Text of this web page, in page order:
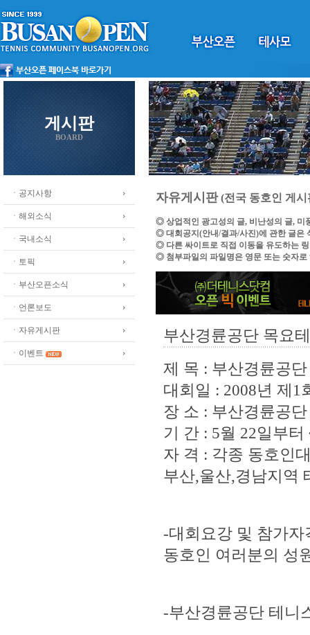
게시판
BOARD
ㆍ공지사항
ㆍ해외소식
ㆍ국내소식
ㆍ토픽
ㆍ부산오픈소식
ㆍ언론보도
ㆍ자유게시판
ㆍ이벤트
자유게시판(전국 동호인 게시
◎ 상업적인 광고성의 글, 비난성의 글, 미
◎ 대회공지(안내/결과/사진)에 관한 글은
◎ 다른 싸이트로 직접 이동을 유도하는
◎ 첨부파일의 파일명은 영문 또는 숫자로
부산경륜공단 목요
제 목 : 부산경륜공
대회일 : 2008년 제1
장 소 : 부산경륜공
기 간 : 5월 22일부
자 격 : 각종 동호인
부산,울산,경남지역
-대회요강 및 참가
동호인 여러분의 성
-부산경륜공단 테니